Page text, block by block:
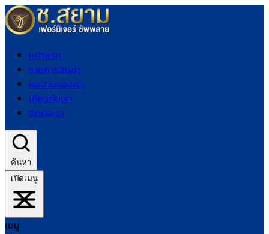
หน้าแรก
รายการสินค้า
ผลงานของเรา
เกี่ยวกับเรา
ติดต่อเรา
ค้นหา
เปิดเมนู
เมนู